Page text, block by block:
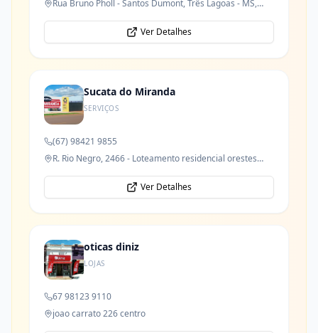
Rua Bruno Pholl - Santos Dumont, Três Lagoas - MS,
Ver Detalhes
Sucata do Miranda
SERVIÇOS
(67) 98421 9855
R. Rio Negro, 2466 - Loteamento residencial orestes
Ver Detalhes
oticas diniz
LOJAS
67 98123 9110
joao carrato 226 centro